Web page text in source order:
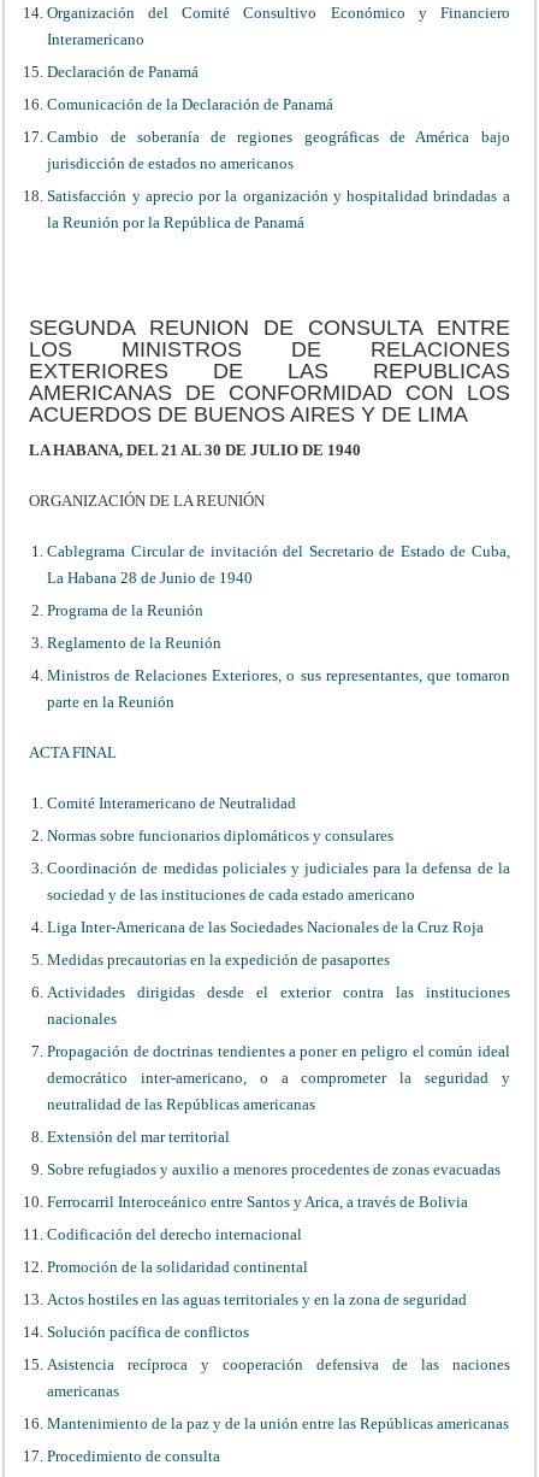
Organización del Comité Consultivo Económico y Financiero
Interamericano
Declaración de Panamá
Comunicación de la Declaración de Panamá
Cambio de soberanía de regiones geográficas de América bajo
jurisdicción de estados no americanos
Satisfacción y aprecio por la organización y hospitalidad brindadas a
la Reunión por la República de Panamá
SEGUNDA REUNION DE CONSULTA ENTRE
LOS MINISTROS DE RELACIONES
EXTERIORES DE LAS REPUBLICAS
AMERICANAS DE CONFORMIDAD CON LOS
ACUERDOS DE BUENOS AIRES Y DE LIMA
LA HABANA, DEL 21 AL 30 DE JULIO DE 1940
ORGANIZACIÓN DE LA REUNIÓN
Cablegrama Circular de invitación del Secretario de Estado de Cuba,
La Habana 28 de Junio de 1940
Programa de la Reunión
Reglamento de la Reunión
Ministros de Relaciones Exteriores, o sus representantes, que tomaron
parte en la Reunión
ACTA FINAL
Comité Interamericano de Neutralidad
Normas sobre funcionarios diplomáticos y consulares
Coordinación de medidas policiales y judiciales para la defensa de la
sociedad y de las instituciones de cada estado americano
Liga Inter-Americana de las Sociedades Nacionales de la Cruz Roja
Medidas precautorias en la expedición de pasaportes
Actividades dirigidas desde el exterior contra las instituciones
nacionales
Propagación de doctrinas tendientes a poner en peligro el común ideal
democrático inter-americano, o a comprometer la seguridad y
neutralidad de las Repúblicas americanas
Extensión del mar territorial
Sobre refugiados y auxilio a menores procedentes de zonas evacuadas
Ferrocarril Interoceánico entre Santos y Arica, a través de Bolivia
Codificación del derecho internacional
Promoción de la solidaridad continental
Actos hostiles en las aguas territoriales y en la zona de seguridad
Solución pacífica de conflictos
Asistencia recíproca y cooperación defensiva de las naciones
americanas
Mantenimiento de la paz y de la unión entre las Repúblicas americanas
Procedimiento de consulta